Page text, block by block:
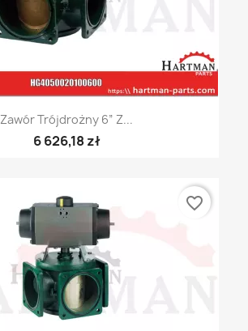
Zawór Trójdrożny 6” Z...
6 626,18 zł
favorite_border